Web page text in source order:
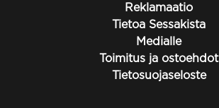
Reklamaatio
Tietoa Sessakista
Medialle
Toimitus ja ostoehdot
Tietosuojaseloste